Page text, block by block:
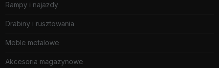
Rampy i najazdy
Drabiny i rusztowania
Meble metalowe
Akcesoria magazynowe